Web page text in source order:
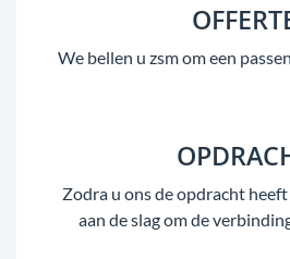
We bellen u zsm om een
Zodra u ons de opdracht
aan de slag om de